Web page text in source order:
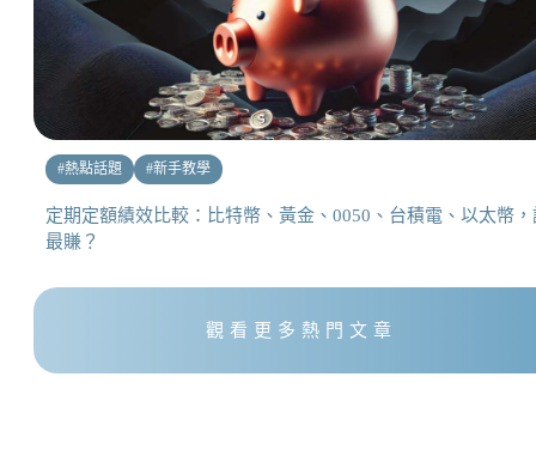
#熱點話題 #新手教學
定期定額績效比較：比特幣、黃金、0050、台積電、以太幣，
最賺？
觀看更多熱門文章